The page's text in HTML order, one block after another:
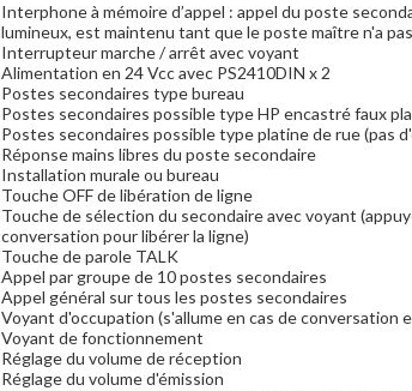
Interphone à mémoire d’appel : appel du poste
lumineux, est maintenu tant que le poste maître n'a
Interrupteur marche / arrêt avec voyant
Alimentation en 24 Vcc avec PS2410DIN x 2
Postes secondaires type bureau
Postes secondaires possible type HP encastré faux
Postes secondaires possible type platine de rue (pas
Réponse mains libres du poste secondaire
Installation murale ou bureau
Touche OFF de libération de ligne
Touche de sélection du secondaire avec voyant
conversation pour libérer la ligne)
Touche de parole TALK
Appel par groupe de 10 postes secondaires
Appel général sur tous les postes secondaires
Voyant d'occupation (s'allume en cas de conversation
Voyant de fonctionnement
Réglage du volume de réception
Réglage du volume d'émission